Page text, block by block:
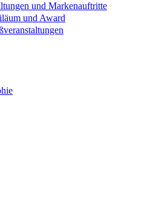
und Markenauftritte
und Award